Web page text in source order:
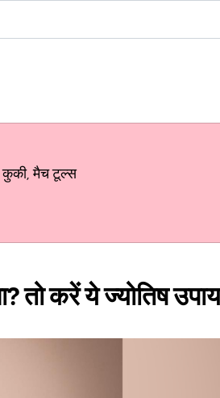
कुकी, मैच टूल्स
तो करें ये ज्योतिष उपाय